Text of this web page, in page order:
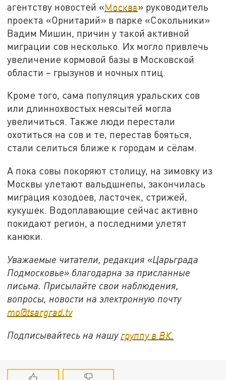
агентству новостей «Москва» руководитель
проекта «Орнитарий» в парке «Сокольники»
Вадим Мишин, причин у такой активной
миграции сов несколько. Их могло привлечь
увеличение кормовой базы в Московской
области – грызунов и ночных птиц.
Кроме того, сама популяция уральских сов
или длиннохвостых неясытей могла
увеличиться. Также люди перестали
охотиться на сов и те, перестав бояться,
стали селиться ближе к городам и сёлам.
А пока совы покоряют столицу, на зимовку из
Москвы улетают вальдшнепы, закончилась
миграция козодоев, ласточек, стрижей,
кукушек. Водоплавающие сейчас активно
покидают регион, а последними улетят
канюки.
Уважаемые читатели, редакция «Царьграда
Подмосковье» благодарна за присланные
письма. Присылайте свои наблюдения,
вопросы, новости на электронную почту
mo@tsargrad.tv
Подписывайтесь на нашу группу в ВК.